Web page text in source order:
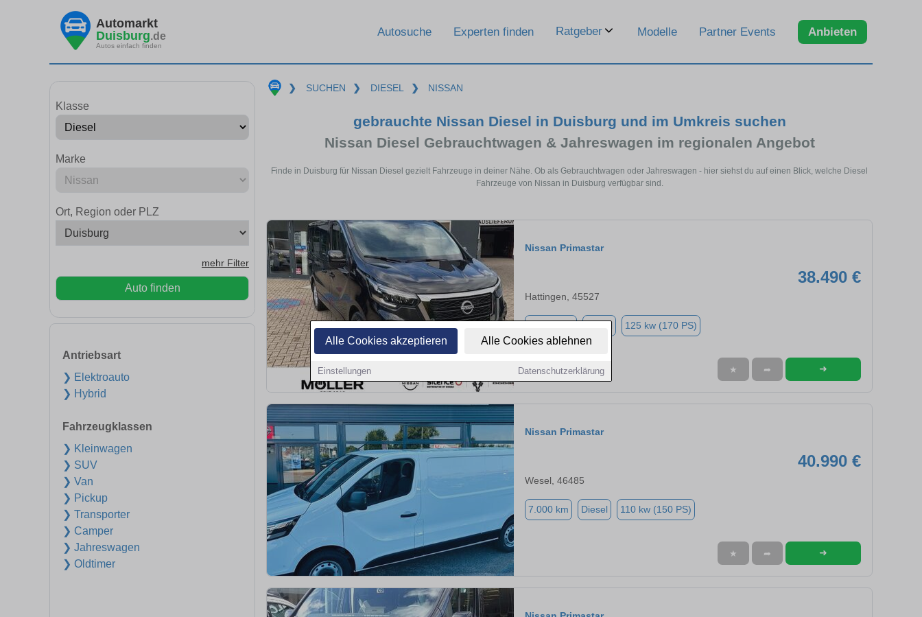
Alle Cookies akzeptieren Alle Cookies ablehnen
Einstellungen Datenschutzerklärung
Automarkt
Duisburg.de
Autos einfach finden
Autosuche Experten finden Ratgeber Modelle Partner Events Anbieten
Klasse
Marke
Ort, Region oder PLZ
mehr Filter
Auto finden
Antriebsart
❯ Elektroauto
❯ Hybrid
Fahrzeugklassen
❯ Kleinwagen
❯ SUV
❯ Van
❯ Pickup
❯ Transporter
❯ Camper
❯ Jahreswagen
❯ Oldtimer
❯ SUCHEN ❯ DIESEL ❯ NISSAN
gebrauchte Nissan Diesel in Duisburg und im Umkreis suchen
Nissan Diesel Gebrauchtwagen & Jahreswagen im regionalen Angebot
Finde in Duisburg für Nissan Diesel gezielt Fahrzeuge in deiner Nähe. Ob als Gebrauchtwagen oder Jahreswagen - hier siehst du auf einen Blick, welche Diesel
Fahrzeuge von Nissan in Duisburg verfügbar sind.
Nissan Primastar
38.490 €
Hattingen, 45527
Diesel 125 kw (170 PS)
★ ➦ ➜
Nissan Primastar
40.990 €
Wesel, 46485
7.000 km Diesel 110 kw (150 PS)
★ ➦ ➜